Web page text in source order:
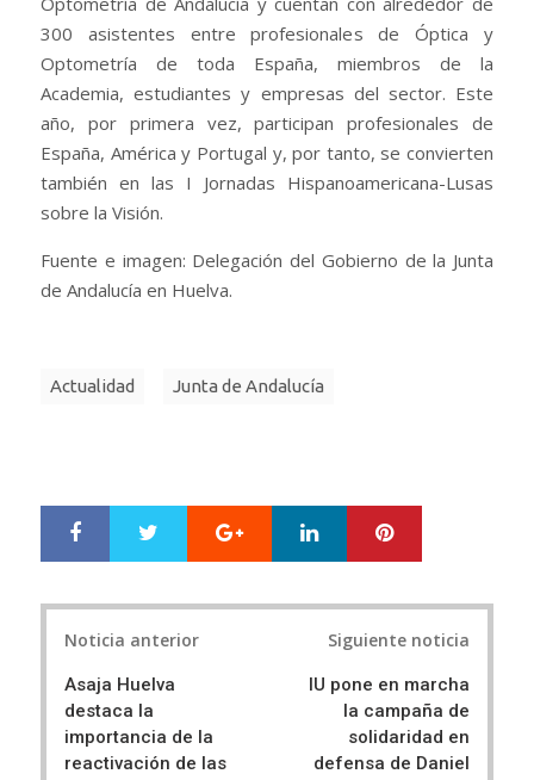
300 asistentes entre profesionales de Óptica y
Optometría de toda España, miembros de la
Academia, estudiantes y empresas del sector. Este
año, por primera vez, participan profesionales de
España, América y Portugal y, por tanto, se convierten
también en las I Jornadas Hispanoamericana-Lusas
sobre la Visión.
Fuente e imagen: Delegación del Gobierno de la Junta
de Andalucía en Huelva.
Actualidad Junta de Andalucía
r
e
e
Google+ LinkedIn
Noticia anterior
Asaja Huelva
destaca la
importancia de la
reactivación de las
Siguiente noticia
IU pone en marcha
la campaña de
solidaridad en
defensa de Daniel